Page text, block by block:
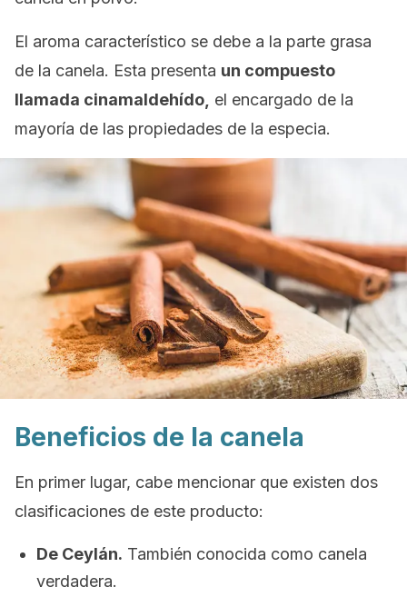
El aroma característico se debe a la parte grasa
de la canela. Esta presenta un compuesto
llamada cinamaldehído, el encargado de la
mayoría de las propiedades de la especia.
Beneficios de la canela
En primer lugar, cabe mencionar que existen dos
clasificaciones de este producto:
De Ceylán. También conocida como canela
verdadera.